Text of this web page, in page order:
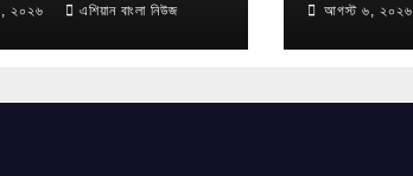
২০২৬ এশিয়ান বাংলা নিউজ আগস্ট ৬, ২০২৬